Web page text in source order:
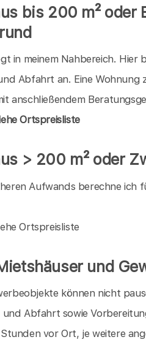
bis 200 m² oder
in meinem Nahbereich. Hier
Abfahrt an. Eine
anschließendem
Ortspreisliste
> 200 m² oder
Aufwands berechne ich
Ortspreisliste
und
können nicht
Abfahrt sowie
vor Ort, je weitere